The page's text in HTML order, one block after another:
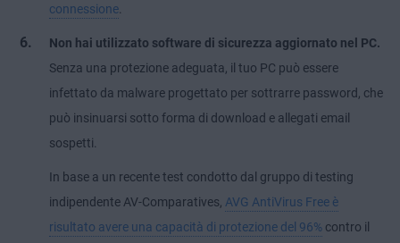
connessione
Non hai utilizzato software di sicurezza aggiornato nel PC.
Senza una protezione adeguata, il tuo PC può essere
infettato da malware progettato per sottrarre password, che
può insinuarsi sotto forma di download e allegati email
sospetti.
In base a un recente test condotto dal gruppo di testing
indipendente AV-Comparatives, AVG AntiVirus Free è
risultato avere una capacità di protezione del 96% contro il